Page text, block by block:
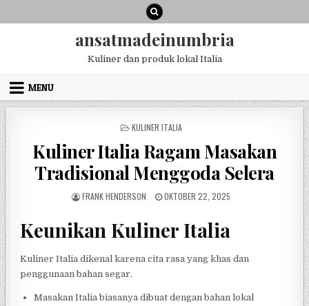
ansatmadeinumbria
Kuliner dan produk lokal Italia
MENU
POSTED
KULINER ITALIA
Kuliner Italia Ragam Masakan
Tradisional Menggoda Selera
AUTHOR:
FRANK HENDERSON
PUBLISHED
OKTOBER 22, 2025
Keunikan Kuliner Italia
Kuliner Italia dikenal karena cita rasa yang khas dan
penggunaan bahan segar.
Masakan Italia biasanya dibuat dengan bahan lokal